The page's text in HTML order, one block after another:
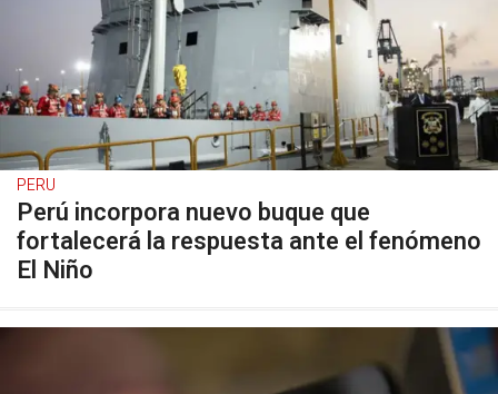
PERU
Perú incorpora nuevo buque que
fortalecerá la respuesta ante el fenómeno
El Niño